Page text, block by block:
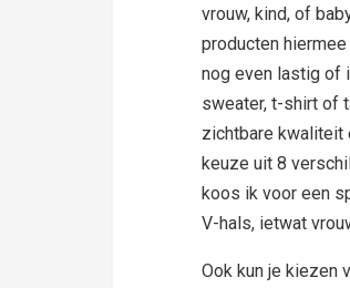
vrouw, kind, of
producten
nog even lastig of
sweater, t-shirt of
zichtbare kwaliteit
keuze uit 8
koos ik voor een
V-hals, ietwat
Ook kun je kiezen